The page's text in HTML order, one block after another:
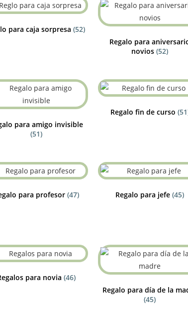
para caja sorpresa (52)
Regalo para
novios (52)
para amigo invisible
(51)
Regalo fin de curso
para profesor (47) Regalo para jefe (45)
para novia (46)
Regalo para día de la
(45)